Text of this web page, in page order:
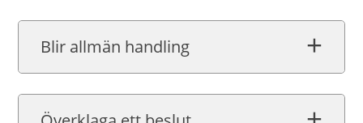
Blir allmän handling